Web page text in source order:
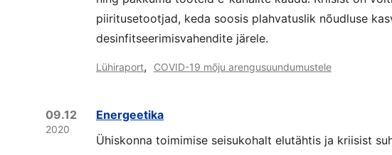
piiritusetootjad, keda soosis plahvatuslik nõudluse
desinfitseerimisvahendite järele.
Lühiraport, COVID-19 mõju arengusuundumustele
09.12
2020
Energeetika
Ühiskonna toimimise seisukohalt elutähtis ja kriisist